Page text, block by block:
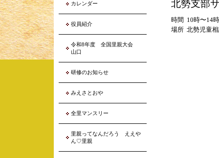
北勢支部
時間 10時〜14時
場所 北勢児童
カレンダー
役員紹介
令和8年度 全国里親大会
山口
研修のお知らせ
みえさとおや
全里マンスリー
里親ってなんだろう ええや
ん♡里親